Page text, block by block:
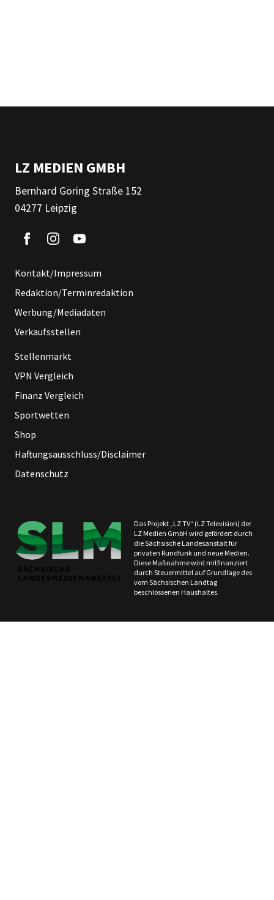
LZ MEDIEN GMBH
Bernhard Göring Straße 152
04277 Leipzig
Kontakt/Impressum
Redaktion/Terminredaktion
Werbung/Mediadaten
Verkaufsstellen
Stellenmarkt
VPN Vergleich
Finanz Vergleich
Sportwetten
Shop
Haftungsausschluss/Disclaimer
Datenschutz
Das Projekt „LZ TV“ (LZ Television) der
LZ Medien GmbH wird gefördert durch
die Sächsische Landesanstalt für
privaten Rundfunk und neue Medien.
Diese Maßnahme wird mitfinanziert
durch Steuermittel auf Grundlage des
vom Sächsischen Landtag
beschlossenen Haushaltes.